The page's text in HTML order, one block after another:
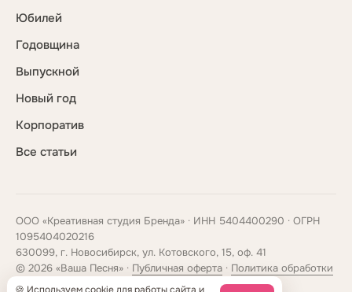
Юбилей
Годовщина
Выпускной
Новый год
Корпоратив
Все статьи
ООО «Креативная студия Бренда» · ИНН 5404400290 · ОГРН
1095404020216
630099, г. Новосибирск, ул. Котовского, 15, оф. 41
© 2026 «Ваша Песня» · Публичная оферта · Политика обработки
данных